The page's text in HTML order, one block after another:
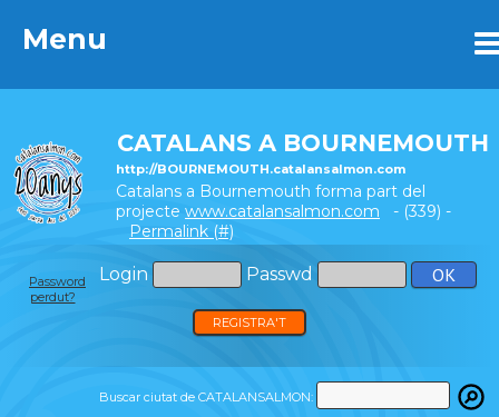
Menu
CATALANS A BOURNEMOUTH
http://BOURNEMOUTH.catalansalmon.com
Catalans a Bournemouth forma part del
projecte www.catalansalmon.com - (339) -
Permalink (#)
Login Passwd
Password
perdut?
REGISTRA'T
Buscar ciutat de CATALANSALMON:
Menu